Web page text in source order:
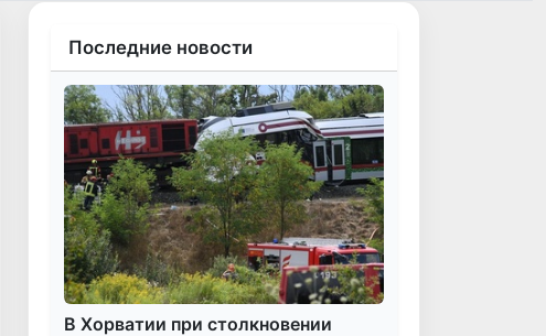
Последние новости
В Хорватии при столкновении